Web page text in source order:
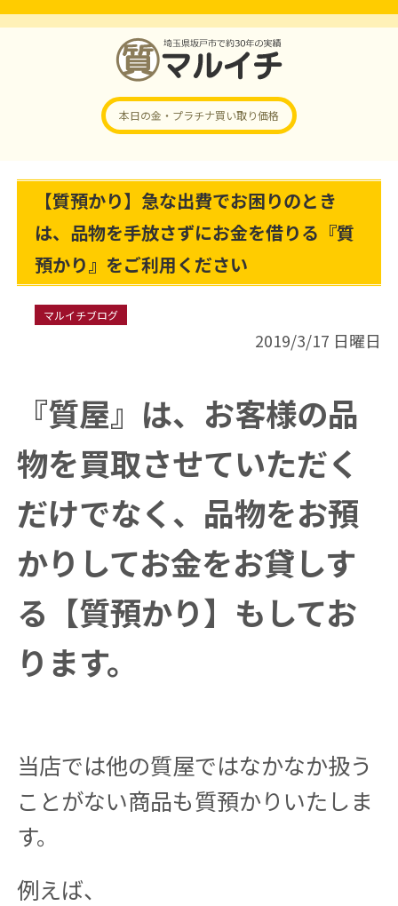
本日の金・プラチナ買い取り価格
【質預かり】急な出費でお困りのとき
は、品物を手放さずにお金を借りる『質
預かり』をご利用ください
マルイチブログ
2019/3/17 日曜日
『質屋』は、お客様の品
物を買取させていただく
だけでなく、品物をお預
かりしてお金をお貸しす
る【質預かり】もしてお
ります。
当店では他の質屋ではなかなか扱う
ことがない商品も質預かりいたしま
す。
例えば、